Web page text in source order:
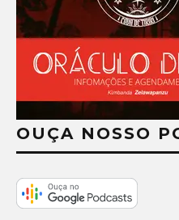
OUÇA NOSSO